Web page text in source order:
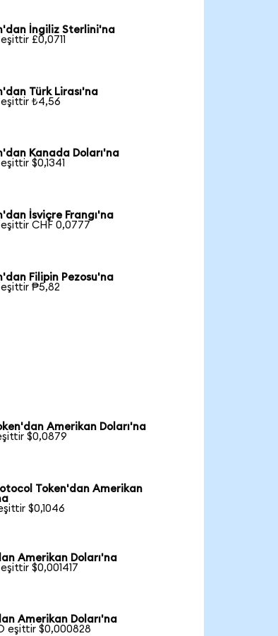
İngiliz Sterlini'na
£0,0711
Türk Lirası'na
eşittir ₺4,56
Kanada Doları'na
$0,1341
İsviçre Frangı'na
eşittir CHF 0,0777
Filipin Pezosu'na
eşittir ₱5,82
Amerikan Doları'na
$0,0879
Token'dan Amerikan
$0,1046
Amerikan Doları'na
$0,001417
Amerikan Doları'na
eşittir $0,000828